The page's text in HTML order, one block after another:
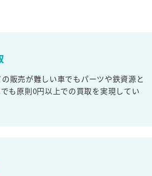
販売が難しい車でもパーツや鉄資源と
も原則0円以上での買取を実現してい